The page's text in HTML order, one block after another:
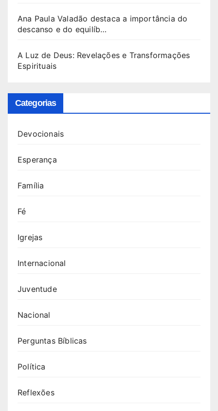
Ana Paula Valadão destaca a importância do
descanso e do equilíb…
A Luz de Deus: Revelações e Transformações
Espirituais
Categorias
Devocionais
Esperança
Família
Fé
Igrejas
Internacional
Juventude
Nacional
Perguntas Bíblicas
Política
Reflexões